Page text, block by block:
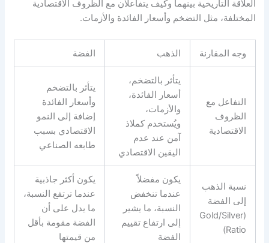
العلاقة التاريخية بينهما وكيف يتفاعلان مع الظروف الاقتصادية
المختلفة، مثل التضخم وأسعار الفائدة والأزمات.
وجه المقارنة الذهب الفضة
التفاعل مع
الظروف
الاقتصادية
يتأثر بالتضخم،
أسعار الفائدة،
والأزمات،
ويُستخدم كملاذ
آمن عند عدم
اليقين الاقتصادي
يتأثر بالتضخم
وأسعار الفائدة
إضافة إلى النمو
الاقتصادي بسبب
طابعه الصناعي
نسبة الذهب
إلى الفضة
(Gold/Silver
Ratio)
يكون مفضلاً
عندما تنخفض
النسبة، ما يشير
إلى ارتفاع تقييم
الفضة
يكون أكثر جاذبية
عندما ترتفع النسبة،
ما يدل على أن
الفضة مقومة بأقل
من قيمتها